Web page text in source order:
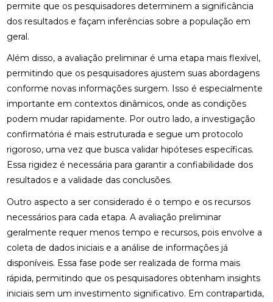
permite que os pesquisadores determinem a significância
dos resultados e façam inferências sobre a população em
geral.
Além disso, a avaliação preliminar é uma etapa mais flexível,
permitindo que os pesquisadores ajustem suas abordagens
conforme novas informações surgem. Isso é especialmente
importante em contextos dinâmicos, onde as condições
podem mudar rapidamente. Por outro lado, a investigação
confirmatória é mais estruturada e segue um protocolo
rigoroso, uma vez que busca validar hipóteses específicas.
Essa rigidez é necessária para garantir a confiabilidade dos
resultados e a validade das conclusões.
Outro aspecto a ser considerado é o tempo e os recursos
necessários para cada etapa. A avaliação preliminar
geralmente requer menos tempo e recursos, pois envolve a
coleta de dados iniciais e a análise de informações já
disponíveis. Essa fase pode ser realizada de forma mais
rápida, permitindo que os pesquisadores obtenham insights
iniciais sem um investimento significativo. Em contrapartida,